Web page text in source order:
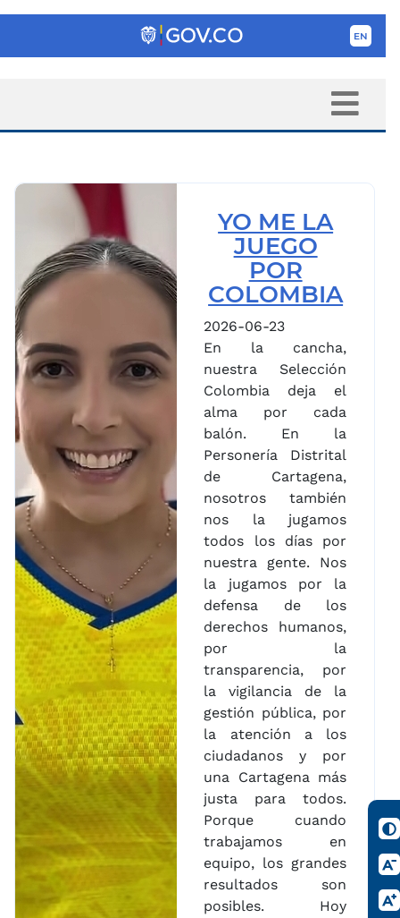
YO ME LA
JUEGO
POR
COLOMBIA
2026-06-23
En la cancha,
nuestra Selección
Colombia deja el
alma por cada
balón. En la
Personería Distrital
de Cartagena,
nosotros también
nos la jugamos
todos los días por
nuestra gente. Nos
la jugamos por la
defensa de los
derechos humanos,
por la
transparencia, por
la vigilancia de la
gestión pública, por
la atención a los
ciudadanos y por
una Cartagena más
justa para todos.
Porque cuando
trabajamos en
equipo, los grandes
resultados son
posibles. Hoy